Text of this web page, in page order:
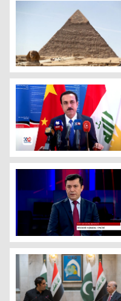
Misir hêsankariyên
Umêd Xoşnaw
Eqîd Şêx Kamil Berzincî